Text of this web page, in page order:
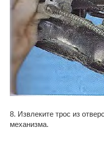
8. Извлеките трос из
механизма.